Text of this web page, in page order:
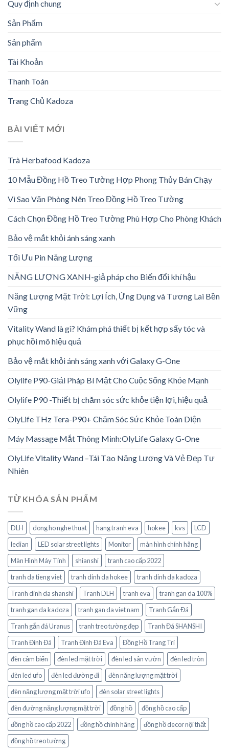
Quy định chung
Sản Phẩm
Sản phẩm
Tài Khoản
Thanh Toán
Trang Chủ Kadoza
BÀI VIẾT MỚI
Trà Herbafood Kadoza
10 Mẫu Đồng Hồ Treo Tường Hợp Phong Thủy Bán Chạy
Vì Sao Văn Phòng Nên Treo Đồng Hồ Treo Tường
Cách Chọn Đồng Hồ Treo Tường Phù Hợp Cho Phòng Khách
Bảo vệ mắt khỏi ánh sáng xanh
Tối Ưu Pin Năng Lượng
NĂNG LƯỢNG XANH-giả pháp cho Biến đổi khí hậu
Năng Lượng Mặt Trời: Lợi Ích, Ứng Dụng và Tương Lai Bền
Vững
Vitality Wand là gì? Khám phá thiết bị kết hợp sấy tóc và
phục hồi mô hiệu quả
Bảo vệ mắt khỏi ánh sáng xanh với Galaxy G-One
Olylife P90-Giải Pháp Bí Mật Cho Cuộc Sống Khỏe Mạnh
Olylife P90 -Thiết bị chăm sóc sức khỏe tiện lợi, hiệu quả
OlyLife THz Tera-P90+ Chăm Sóc Sức Khỏe Toàn Diện
Máy Massage Mắt Thông Minh:OlyLife Galaxy G-One
OlyLife Vitality Wand –Tái Tạo Năng Lượng Và Vẻ Đẹp Tự
Nhiên
TỪ KHÓA SẢN PHẨM
DLH dong ho nghe thuat hang tranh eva hokee kvs
LCD
ledian
LED solar street lights Monitor
màn hình chính hãng
Màn Hình Máy Tính
shianshi
tranh cao cấp 2022
tranh da tieng viet
tranh dinh da hokee
tranh dinh da kadoza
Tranh dinh da shanshi
Tranh DLH tranh eva
tranh gan da 100%
tranh gan da kadoza
tranh gan da viet nam
Tranh Gắn Đá
Tranh gắn đá Uranus
tranh treo tường đẹp
Tranh Đá SHANSHI
Tranh Đính Đá
Tranh Đính Đá Eva
Đồng Hồ Trang Trí
đèn cảm biến
đèn led mặt trời đèn led sân vườn
đèn led tròn
đèn led ufo
đèn led đường đi
đèn năng lượng mặt trời
đèn năng lượng mặt trời ufo
đèn solar street lights
đèn đường năng lượng mặt trời
đồng hồ
đồng hồ cao cấp
đồng hồ cao cấp 2022
đồng hồ chính hãng
đồng hồ decor nội thất
đồng hồ treo tường